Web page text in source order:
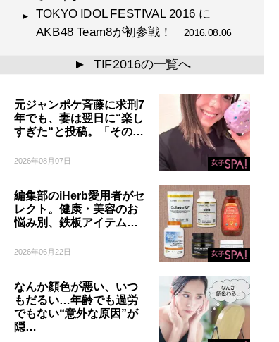
TOKYO IDOL FESTIVAL 2016 に
AKB48 Team8が初参戦！
2016.08.06
▲ TIF2016の一覧へ
元ジャンポケ斉藤に求刑7
年でも、妻は翌日に“楽し
すぎた“と投稿。「その…
2026年08月07日
編集部のiHerb愛用者がセ
レクト。健康・美容のお
悩み別、鉄板アイテム…
2026年06月22日
なんか顔色が悪い、いつ
もだるい…年齢でも過労
でもない“意外な原因”が
隠…